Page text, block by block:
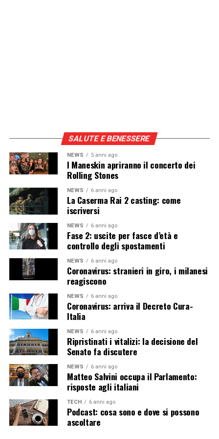
SALUTE E BENESSERE
NEWS 5 anni ago
I Maneskin apriranno il concerto dei
Rolling Stones
NEWS 6 anni ago
La Caserma Rai 2 casting: come
iscriversi
NEWS 6 anni ago
Fase 2: uscite per fasce d’età e
controllo degli spostamenti
NEWS 6 anni ago
Coronavirus: stranieri in giro, i milanesi
reagiscono
NEWS 6 anni ago
Coronavirus: arriva il Decreto Cura-
Italia
NEWS 6 anni ago
Ripristinati i vitalizi: la decisione del
Senato fa discutere
NEWS 6 anni ago
Matteo Salvini occupa il Parlamento:
risposte agli italiani
TECH 6 anni ago
Podcast: cosa sono e dove si possono
ascoltare